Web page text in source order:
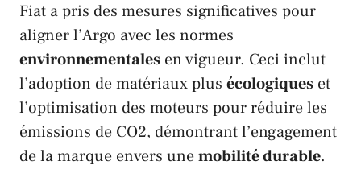
Fiat a pris des mesures significatives pour
aligner l’Argo avec les normes
environnementales en vigueur. Ceci inclut
l’adoption de matériaux plus écologiques et
l’optimisation des moteurs pour réduire les
émissions de CO2, démontrant l’engagement
de la marque envers unemobilité durable.